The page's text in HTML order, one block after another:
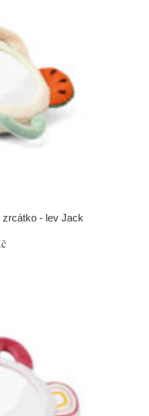
zrcátko - lev Jack